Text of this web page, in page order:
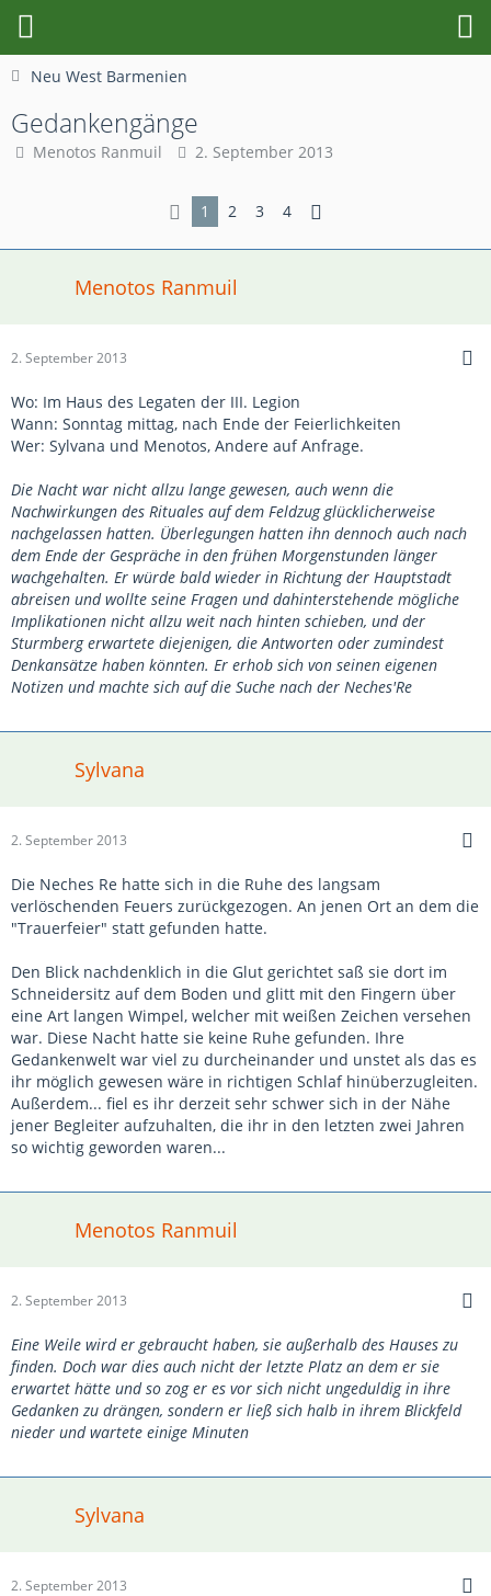
Neu West Barmenien
Gedankengänge
Menotos Ranmuil 2. September 2013
1 2 3 4
Menotos Ranmuil
2. September 2013
Wo: Im Haus des Legaten der III. Legion
Wann: Sonntag mittag, nach Ende der Feierlichkeiten
Wer: Sylvana und Menotos, Andere auf Anfrage.
Die Nacht war nicht allzu lange gewesen, auch wenn die
Nachwirkungen des Rituales auf dem Feldzug glücklicherweise
nachgelassen hatten. Überlegungen hatten ihn dennoch auch nach
dem Ende der Gespräche in den frühen Morgenstunden länger
wachgehalten. Er würde bald wieder in Richtung der Hauptstadt
abreisen und wollte seine Fragen und dahinterstehende mögliche
Implikationen nicht allzu weit nach hinten schieben, und der
Sturmberg erwartete diejenigen, die Antworten oder zumindest
Denkansätze haben könnten. Er erhob sich von seinen eigenen
Notizen und machte sich auf die Suche nach der Neches'Re
Sylvana
2. September 2013
Die Neches Re hatte sich in die Ruhe des langsam
verlöschenden Feuers zurückgezogen. An jenen Ort an dem die
"Trauerfeier" statt gefunden hatte.
Den Blick nachdenklich in die Glut gerichtet saß sie dort im
Schneidersitz auf dem Boden und glitt mit den Fingern über
eine Art langen Wimpel, welcher mit weißen Zeichen versehen
war. Diese Nacht hatte sie keine Ruhe gefunden. Ihre
Gedankenwelt war viel zu durcheinander und unstet als das es
ihr möglich gewesen wäre in richtigen Schlaf hinüberzugleiten.
Außerdem... fiel es ihr derzeit sehr schwer sich in der Nähe
jener Begleiter aufzuhalten, die ihr in den letzten zwei Jahren
so wichtig geworden waren...
Menotos Ranmuil
2. September 2013
Eine Weile wird er gebraucht haben, sie außerhalb des Hauses zu
finden. Doch war dies auch nicht der letzte Platz an dem er sie
erwartet hätte und so zog er es vor sich nicht ungeduldig in ihre
Gedanken zu drängen, sondern er ließ sich halb in ihrem Blickfeld
nieder und wartete einige Minuten
Sylvana
2. September 2013